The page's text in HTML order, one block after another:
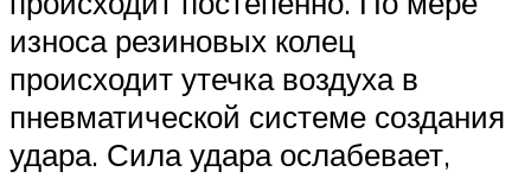
износа резиновых колец
происходит утечка воздуха в
пневматической системе создания
удара. Сила удара ослабевает,